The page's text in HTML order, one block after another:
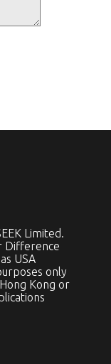
Limited.
Difference
USA
only
Kong or